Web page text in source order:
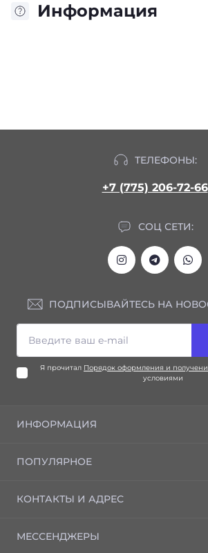
Информация
ТЕЛЕФОНЫ:
+7 (775) 206-72-66
СОЦ СЕТИ:
ПОДПИСЫВАЙТЕСЬ НА
Я прочитал Порядок оформления и
условиями
ИНФОРМАЦИЯ
Отзывы
Возврат товара
Производители
ПОПУЛЯРНОЕ
GHE/Terra Aquatica
КОНТАКТЫ И АДРЕС
возле подъезда №2, цокольный этаж
МЕССЕНДЖЕРЫ